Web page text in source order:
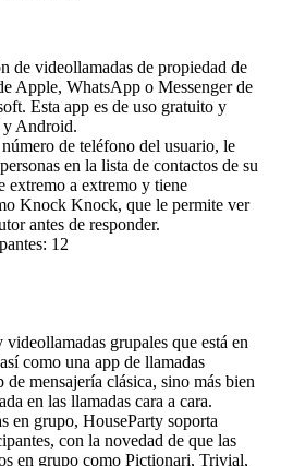
de videollamadas de propiedad de
Apple, WhatsApp o Messenger de
Esta app es de uso gratuito y
y Android.
de teléfono del usuario, le
en la lista de contactos de su
extremo a extremo y tiene
Knock Knock, que le permite ver
antes de responder.
12
grupales que está en
como una app de llamadas
mensajería clásica, sino más bien
en las llamadas cara a cara.
en grupo, HouseParty soporta
con la novedad de que las
en grupo como Pictionari, Trivial,